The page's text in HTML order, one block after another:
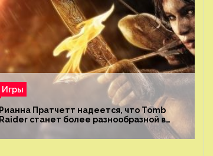
Игры
Рианна Пратчетт надеется, что Tomb
Raider станет более разнообразной в
плане репрезентации